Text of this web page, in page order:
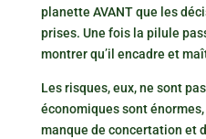
planette AVANT que les
prises. Une fois la pilule
montrer qu’il encadre et
Les risques, eux, ne sont
économiques sont
manque de concertation et